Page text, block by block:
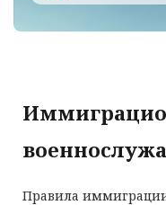
Правила